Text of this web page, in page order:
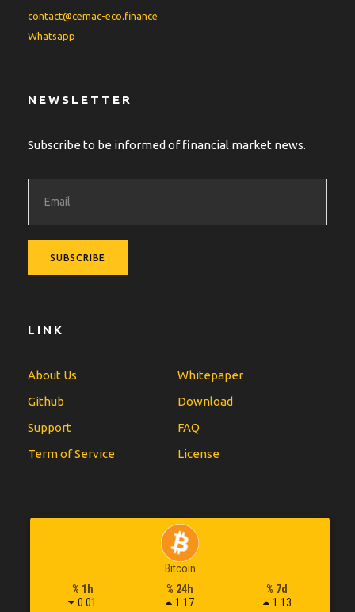
contact@cemac-eco.finance
Whatsapp
NEWSLETTER
Subscribe to be informed of financial market news.
LINK
About Us
Whitepaper
Github
Download
Support
FAQ
Term of Service
License
Bitcoin
% 1h
0.01
% 24h
1.17
% 7d
1.13